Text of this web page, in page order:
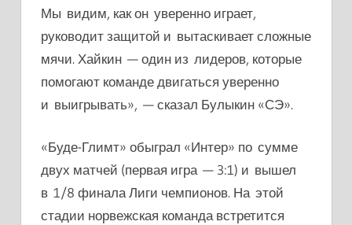
Мы видим, как он уверенно играет,
руководит защитой и вытаскивает сложные
мячи. Хайкин — один из лидеров, которые
помогают команде двигаться уверенно
и выигрывать», — сказал Булыкин «СЭ».
«Буде-Глимт» обыграл «Интер» по сумме
двух матчей (первая игра — 3:1) и вышел
в 1/8 финала Лиги чемпионов. На этой
стадии норвежская команда встретится